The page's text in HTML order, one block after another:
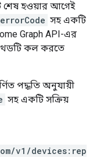
শেষ হওয়ার আগেই
errorCode সহ একটি
Graph API-এর
কল করতে
পদ্ধতি অনুযায়ী
সহ একটি সক্রিয়
v1/devices:rep